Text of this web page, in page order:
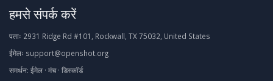
हमसे संपर्क करें
पताः 2931 Ridge Rd #101, Rockwall, TX 75032, United States
ईमेलः support@openshot.org
समर्थन: ईमेल · मंच· डिस्कॉर्ड